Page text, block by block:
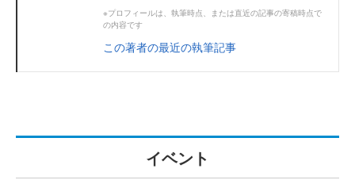
※プロフィールは、執筆時点、または直近の記事の寄稿時点で
の内容です
この著者の最近の執筆記事
イベント